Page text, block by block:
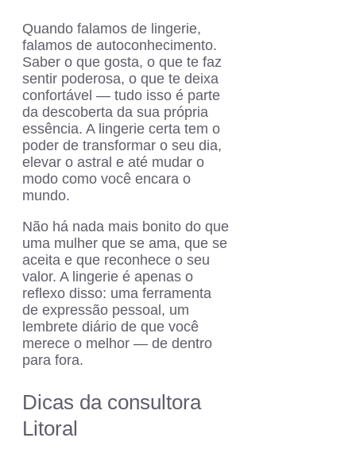
Quando falamos de lingerie,
falamos de autoconhecimento.
Saber o que gosta, o que te faz
sentir poderosa, o que te deixa
confortável — tudo isso é parte
da descoberta da sua própria
essência. A lingerie certa tem o
poder de transformar o seu dia,
elevar o astral e até mudar o
modo como você encara o
mundo.
Não há nada mais bonito do que
uma mulher que se ama, que se
aceita e que reconhece o seu
valor. A lingerie é apenas o
reflexo disso: uma ferramenta
de expressão pessoal, um
lembrete diário de que você
merece o melhor — de dentro
para fora.
Dicas da consultora
Litoral